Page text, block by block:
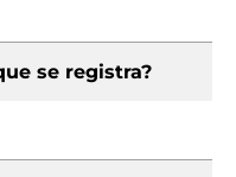
se registra?